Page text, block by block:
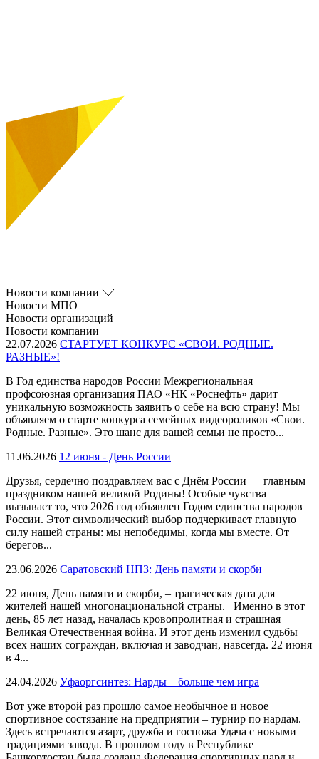
Новости компании
Новости МПО
Новости организаций
Новости компании
22.07.2026 СТАРТУЕТ КОНКУРС «СВОИ. РОДНЫЕ.
РАЗНЫЕ»!
В Год единства народов России Межрегиональная
профсоюзная организация ПАО «НК «Роснефть» дарит
уникальную возможность заявить о себе на всю страну! Мы
объявляем о старте конкурса семейных видеороликов «Свои.
Родные. Разные». Это шанс для вашей семьи не просто...
11.06.2026 12 июня - День России
Друзья, сердечно поздравляем вас с Днём России — главным
праздником нашей великой Родины! Особые чувства
вызывает то, что 2026 год объявлен Годом единства народов
России. Этот символический выбор подчеркивает главную
силу нашей страны: мы непобедимы, когда мы вместе. От
берегов...
23.06.2026 Саратовский НПЗ: День памяти и скорби
22 июня, День памяти и скорби, – трагическая дата для
жителей нашей многонациональной страны. Именно в этот
день, 85 лет назад, началась кровопролитная и страшная
Великая Отечественная война. И этот день изменил судьбы
всех наших сограждан, включая и заводчан, навсегда. 22 июня
в 4...
24.04.2026 Уфаоргсинтез: Нарды – больше чем игра
Вот уже второй раз прошло самое необычное и новое
спортивное состязание на предприятии – турнир по нардам.
Здесь встречаются азарт, дружба и госпожа Удача с новыми
традициями завода. В прошлом году в Республике